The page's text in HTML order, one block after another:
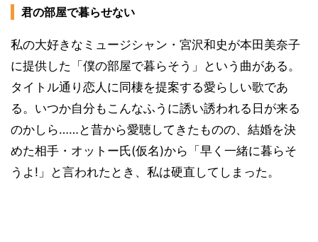
君の部屋で暮らせない
私の大好きなミュージシャン・宮沢和史が本田美奈子
に提供した「僕の部屋で暮らそう」という曲がある。
タイトル通り恋人に同棲を提案する愛らしい歌であ
る。いつか自分もこんなふうに誘い誘われる日が来る
のかしら……と昔から愛聴してきたものの、結婚を決
めた相手・オットー氏(仮名)から「早く一緒に暮らそ
うよ!」と言われたとき、私は硬直してしまった。